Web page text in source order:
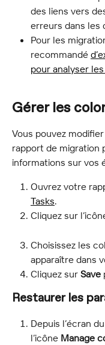
des liens vers
erreurs dans les
Pour les
recommandé
pour analyser
Gérer les
Vous pouvez
rapport de migration
informations sur vos
Ouvrez votre
Tasks.
Cliquez sur
Choisissez les
apparaître dans
Cliquez sur Save
Restaurer les
Depuis l’écran
l’icône Manage